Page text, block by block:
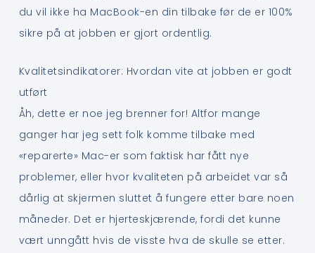
du vil ikke ha MacBook-en din tilbake før de er 100%
sikre på at jobben er gjort ordentlig.
Kvalitetsindikatorer: Hvordan vite at jobben er godt
utført
Åh, dette er noe jeg brenner for! Altfor mange
ganger har jeg sett folk komme tilbake med
«reparerte» Mac-er som faktisk har fått nye
problemer, eller hvor kvaliteten på arbeidet var så
dårlig at skjermen sluttet å fungere etter bare noen
måneder. Det er hjerteskjærende, fordi det kunne
vært unngått hvis de visste hva de skulle se etter.